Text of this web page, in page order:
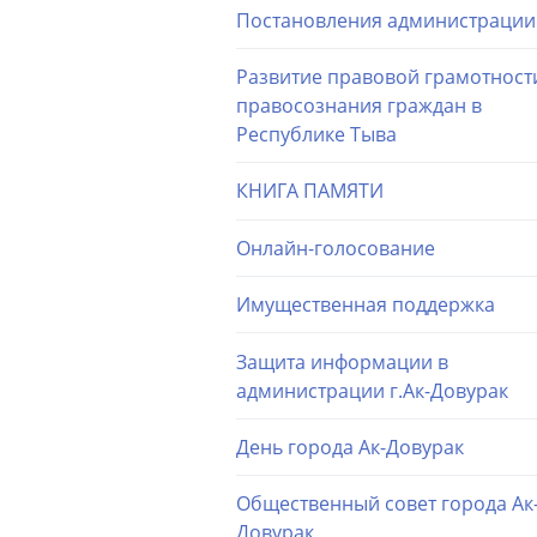
Постановления администрации
Развитие правовой
правосознания граждан в
Республике Тыва
КНИГА ПАМЯТИ
Онлайн-голосование
Имущественная поддержка
Защита информации в
администрации г.Ак-Довурак
День города Ак-Довурак
Общественный совет города